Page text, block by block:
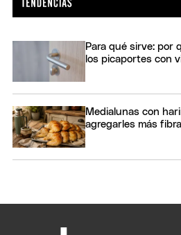
Para qué sirve: por
los picaportes con
Medialunas con
agregarles más